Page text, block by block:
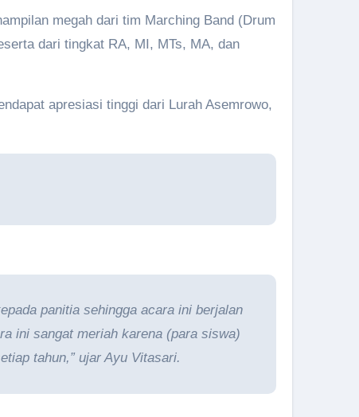
megah dari tim Marching Band (Drum
dari tingkat RA, MI, MTs, MA, dan
apresiasi tinggi dari Lurah Asemrowo,
panitia sehingga acara ini berjalan
ini sangat meriah karena (para siswa)
tahun,” ujar Ayu Vitasari.